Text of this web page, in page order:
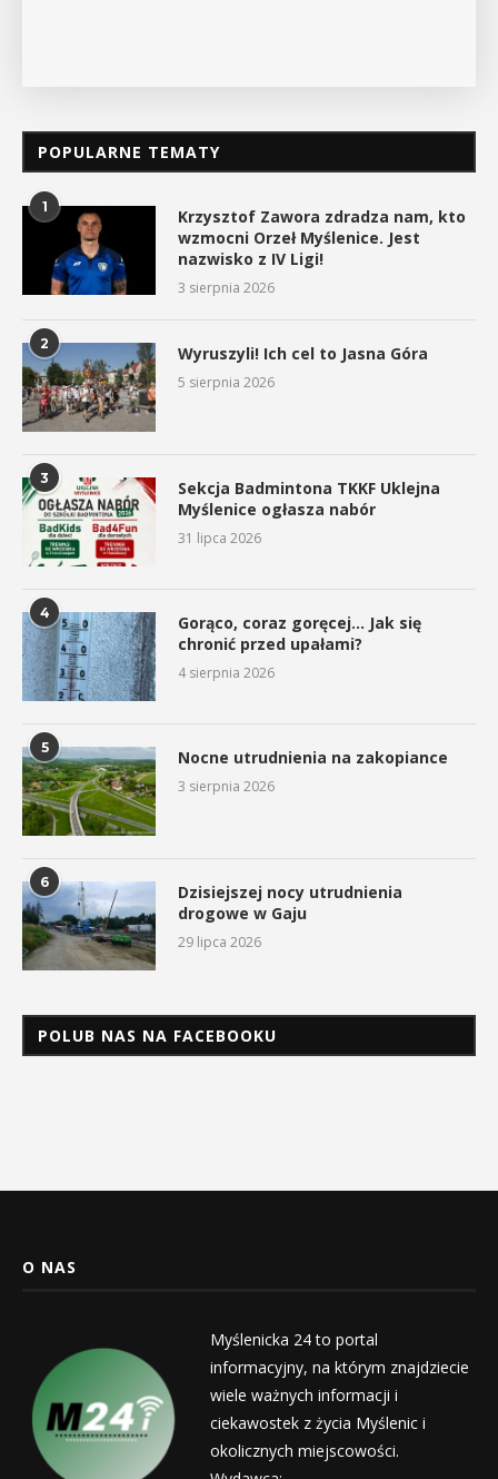
POPULARNE TEMATY
1
Krzysztof Zawora zdradza nam, kto
wzmocni Orzeł Myślenice. Jest
nazwisko z IV Ligi!
3 sierpnia 2026
2 Wyruszyli! Ich cel to Jasna Góra
5 sierpnia 2026
3
Sekcja Badmintona TKKF Uklejna
Myślenice ogłasza nabór
31 lipca 2026
4
Gorąco, coraz goręcej… Jak się
chronić przed upałami?
4 sierpnia 2026
5 Nocne utrudnienia na zakopiance
3 sierpnia 2026
6
Dzisiejszej nocy utrudnienia
drogowe w Gaju
29 lipca 2026
POLUB NAS NA FACEBOOKU
O NAS
Myślenicka 24 to portal
informacyjny, na którym znajdziecie
wiele ważnych informacji i
ciekawostek z życia Myślenic i
okolicznych miejscowości.